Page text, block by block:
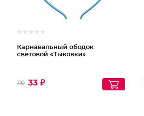
Карнавальный ободок
световой «Тыковки»
110 33 ₽